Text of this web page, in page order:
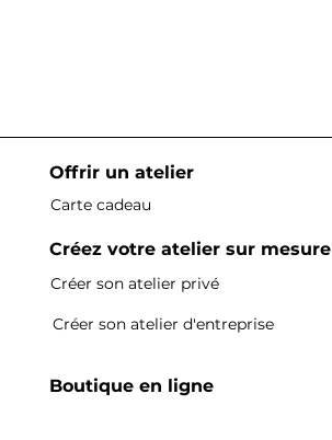
Offrir un atelier
Carte cadeau
Créez votre atelier sur mesure
Créer son atelier privé
Créer son atelier d'entreprise
Boutique en ligne